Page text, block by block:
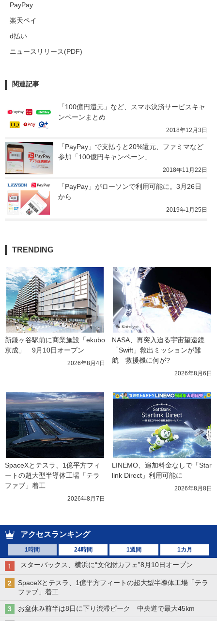
PayPay
楽天ペイ
d払い
ニュースリリース(PDF)
関連記事
「100億円還元」など、スマホ決済サービスキャ
ンペーンまとめ
2018年12月3日
「PayPay」で支払うと20%還元、ファミマなど
参加「100億円キャンペーン」
2018年11月22日
「PayPay」がローソンで利用可能に。3月26日
から
2019年1月25日
TRENDING
新鎌ヶ谷駅前に商業施設「ekubo
京成」　9月10日オープン
2026年8月4日
NASA、再突入迫る宇宙望遠鏡
「Swift」救出ミッションが難
航　救援機に何が?
2026年8月6日
SpaceXとテスラ、1億平方フィ
ートの超大型半導体工場「テラ
ファブ」着工
2026年8月7日
LINEMO、追加料金なしで「Star
link Direct」利用可能に
2026年8月8日
アクセスランキング
1時間 24時間 1週間 1カ月
スターバックス、横浜に“文化財カフェ”8月10日オープン
SpaceXとテスラ、1億平方フィートの超大型半導体工場「テラ
ファブ」着工
お盆休み前半は8日に下り渋滞ピーク 中央道で最大45km